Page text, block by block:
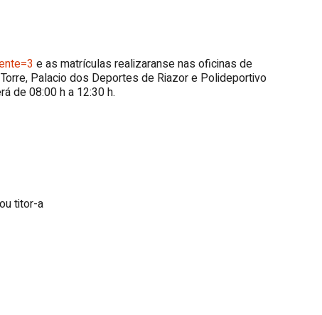
e as matrículas realizaranse nas oficinas de
Palacio dos Deportes de Riazor e Polideportivo
de 08:00 h a 12:30 h.
titor-a